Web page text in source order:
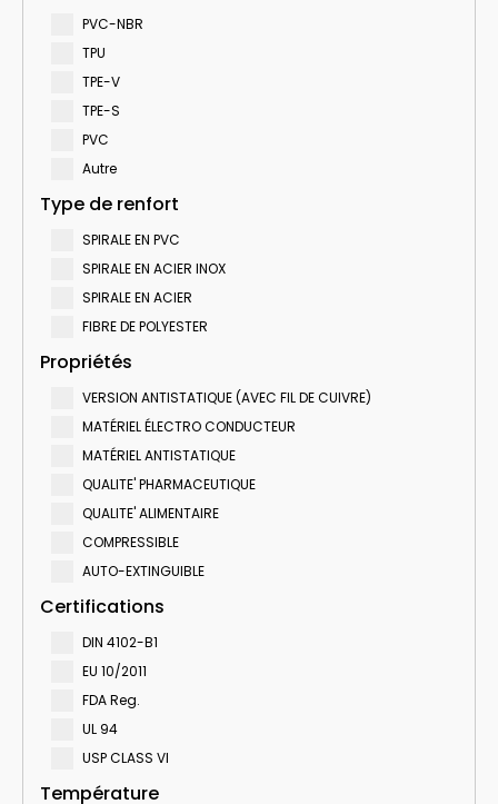
PVC-NBR
TPU
TPE-V
TPE-S
PVC
Autre
Type de renfort
SPIRALE EN PVC
SPIRALE EN ACIER INOX
SPIRALE EN ACIER
FIBRE DE POLYESTER
Propriétés
VERSION ANTISTATIQUE (AVEC FIL DE CUIVRE)
MATÉRIEL ÉLECTRO CONDUCTEUR
MATÉRIEL ANTISTATIQUE
QUALITE' PHARMACEUTIQUE
QUALITE' ALIMENTAIRE
COMPRESSIBLE
AUTO-EXTINGUIBLE
Certifications
DIN 4102-B1
EU 10/2011
FDA Reg.
UL 94
USP CLASS VI
Température